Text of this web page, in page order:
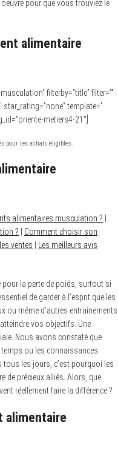
pour que vous trouviez le
alimentaire
filterby=”title” filter=””
star_rating=”none” template=”
metiers4-21″]
pour les achats éligibles.
alimentaires musculation ?
?
Comment choisir son
ventes
Les meilleurs avis
la perte de poids, surtout si
de garder à l’esprit que les
ou même d’autres entraînements
vos objectifs. Une
Nous avons constaté que
temps ou les connaissances
tous les jours, c’est pourquoi les
de précieux alliés. Alors, que
réellement faire la différence ?
alimentaire